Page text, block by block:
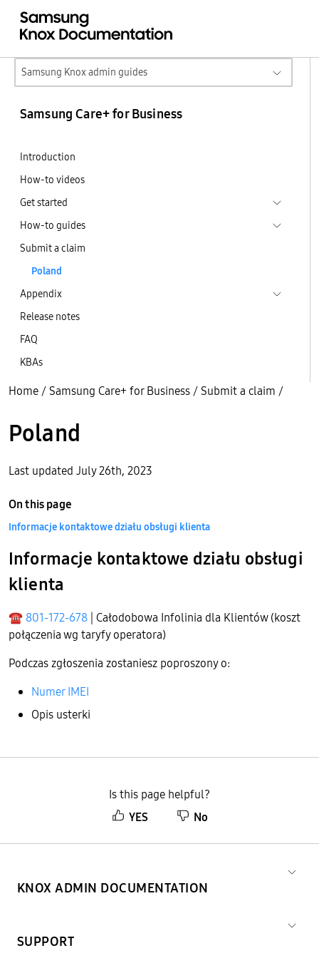
Samsung Knox admin guides
Samsung Care+ for Business
Introduction
How-to videos
Get started
How-to guides
Submit a claim
Poland
Appendix
Release notes
FAQ
KBAs
Home /Samsung Care+ for Business /Submit a claim /
Poland
Last updated July 26th, 2023
Informacje kontaktowe działu obsługi
klienta
☎ 801-172-678 | Całodobowa Infolinia dla Klientów (koszt
połączenia wg taryfy operatora)
Podczas zgłoszenia zostaniesz poproszony o:
Numer IMEI
Opis usterki
On this page
Informacje kontaktowe działu obsługi klienta
Is this page helpful?
YES
No
KNOX ADMIN DOCUMENTATION
SUPPORT